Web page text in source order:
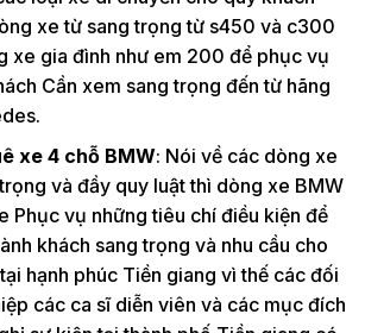
xe từ sang trọng từ s450 và c300
xe gia đình như em 200 để phục vụ
Cần xem sang trọng đến từ hãng
xe 4 chỗ BMW: Nói về các dòng xe
và đầy quy luật thì dòng xe BMW
Phục vụ những tiêu chí điều kiện để
khách sang trọng và nhu cầu cho
hạnh phúc Tiền giang vì thế các đối
các ca sĩ diễn viên và các mục đích